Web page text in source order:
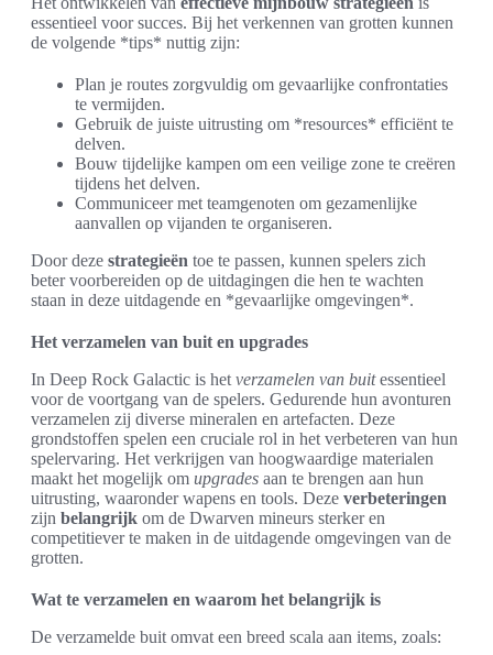
essentieel voor succes. Bij het verkennen van grotten kunnen
de volgende *tips* nuttig zijn:
Plan je routes zorgvuldig om gevaarlijke confrontaties
te vermijden.
Gebruik de juiste uitrusting om *resources* efficiënt te
delven.
Bouw tijdelijke kampen om een veilige zone te creëren
tijdens het delven.
Communiceer met teamgenoten om gezamenlijke
aanvallen op vijanden te organiseren.
Door deze strategieën toe te passen, kunnen spelers zich
beter voorbereiden op de uitdagingen die hen te wachten
staan in deze uitdagende en *gevaarlijke omgevingen*.
Het verzamelen van buit en upgrades
In Deep Rock Galactic is het verzamelen van buitessentieel
voor de voortgang van de spelers. Gedurende hun avonturen
verzamelen zij diverse mineralen en artefacten. Deze
grondstoffen spelen een cruciale rol in het verbeteren van hun
spelervaring. Het verkrijgen van hoogwaardige materialen
maakt het mogelijk om upgrades aan te brengen aan hun
uitrusting, waaronder wapens en tools. Deze verbeteringen
zijn belangrijk om de Dwarven mineurs sterker en
competitiever te maken in de uitdagende omgevingen van de
grotten.
Wat te verzamelen en waarom het belangrijk is
De verzamelde buit omvat een breed scala aan items, zoals: